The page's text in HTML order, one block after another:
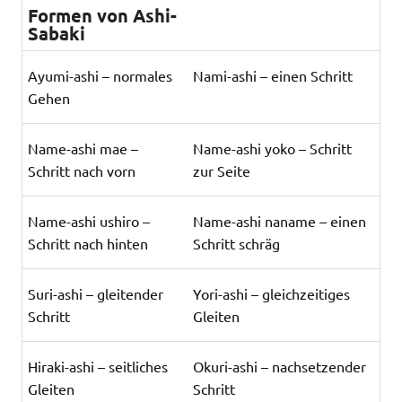
Formen von Ashi-
Sabaki
Ayumi-ashi – normales
Gehen
Nami-ashi – einen Schritt
Name-ashi mae –
Schritt nach vorn
Name-ashi yoko – Schritt
zur Seite
Name-ashi ushiro –
Schritt nach hinten
Name-ashi naname – einen
Schritt schräg
Suri-ashi – gleitender
Schritt
Yori-ashi – gleichzeitiges
Gleiten
Hiraki-ashi – seitliches
Gleiten
Okuri-ashi – nachsetzender
Schritt